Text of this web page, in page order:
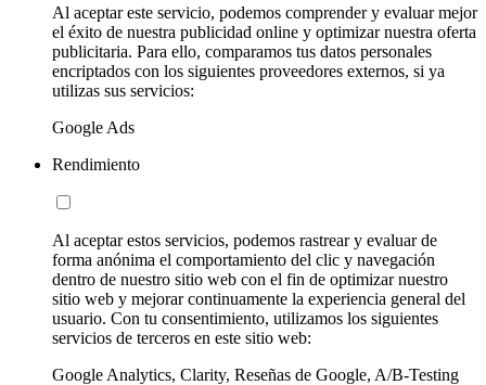
Al aceptar este servicio, podemos comprender y evaluar mejor
el éxito de nuestra publicidad online y optimizar nuestra oferta
publicitaria. Para ello, comparamos tus datos personales
encriptados con los siguientes proveedores externos, si ya
utilizas sus servicios:
Google Ads
Rendimiento
Al aceptar estos servicios, podemos rastrear y evaluar de
forma anónima el comportamiento del clic y navegación
dentro de nuestro sitio web con el fin de optimizar nuestro
sitio web y mejorar continuamente la experiencia general del
usuario. Con tu consentimiento, utilizamos los siguientes
servicios de terceros en este sitio web:
Google Analytics, Clarity, Reseñas de Google, A/B-Testing